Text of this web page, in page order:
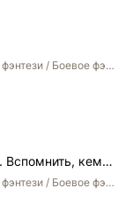
Попаданцы / Приключенческое фэнтези / Боевое фэнтези
Незаконный наследник 1-2. Вспомнить, кем был. Стать собой. Остаться собой
Попаданцы / Приключенческое фэнтези / Боевое фэнтези / Юмористическое фэнтези